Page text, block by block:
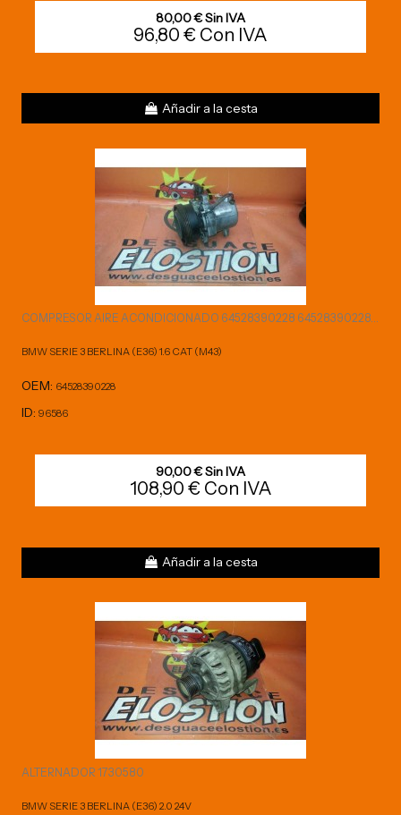
80,00 € Sin IVA
96,80 € Con IVA
Añadir a la cesta
COMPRESOR AIRE ACONDICIONADO 64528390228 64528390228...
BMW SERIE 3 BERLINA (E36) 1.6 CAT (M43)
OEM: 64528390228
ID: 96586
90,00 € Sin IVA
108,90 € Con IVA
Añadir a la cesta
ALTERNADOR 1730580
BMW SERIE 3 BERLINA (E36) 2.0 24V